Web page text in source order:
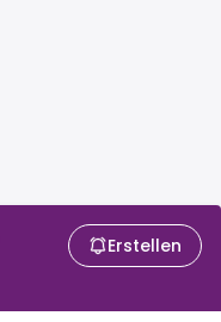
Erstellen